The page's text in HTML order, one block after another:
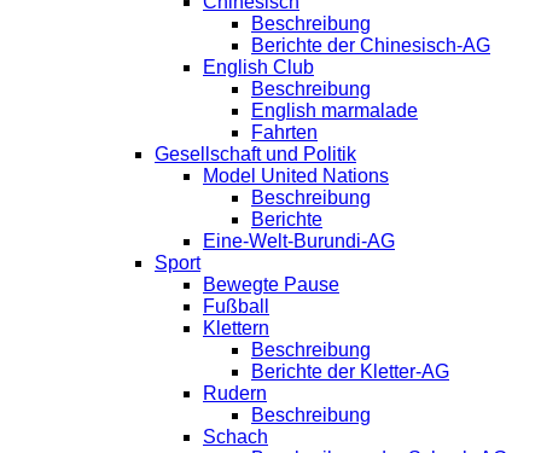
Beschreibung
Berichte der Chinesisch-AG
English Club
Beschreibung
English marmalade
Fahrten
Gesellschaft und Politik
Model United Nations
Beschreibung
Berichte
Eine-Welt-Burundi-AG
Sport
Bewegte Pause
Fußball
Klettern
Beschreibung
Berichte der Kletter-AG
Rudern
Beschreibung
Schach